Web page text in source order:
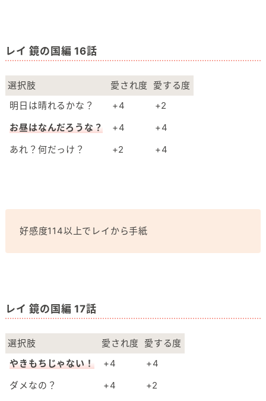
レイ 鏡の国編 16話
選択肢 愛され度 愛する度
明日は晴れるかな？
+4
+2
お昼はなんだろうな？
+4
+4
あれ？何だっけ？
+2 +4
好感度114以上でレイから手紙
レイ 鏡の国編 17話
選択肢 愛され度 愛する度
やきもちじゃない！
+4
+4
ダメなの？
+4
+2